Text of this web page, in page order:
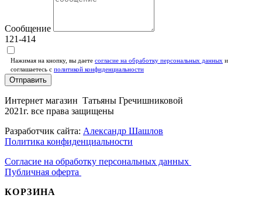
Сообщение
121-414
Нажимая на кнопку, вы даете согласие на обработку персональных данных и
соглашаетесь c политикой конфиденциальности
Отправить
Интернет магазин Татьяны Гречишниковой
2021г. все права защищены
Разработчик сайта: Александр Шашлов
Политика конфиденциальности
Согласие на обработку персональных данных
Публичная оферта
КОРЗИНА